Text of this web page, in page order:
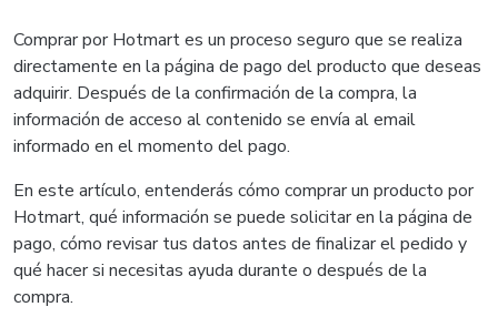
Comprar por Hotmart es un proceso seguro que se realiza
directamente en la página de pago del producto que deseas
adquirir. Después de la confirmación de la compra, la
información de acceso al contenido se envía al email
informado en el momento del pago.
En este artículo, entenderás cómo comprar un producto por
Hotmart, qué información se puede solicitar en la página de
pago, cómo revisar tus datos antes de finalizar el pedido y
qué hacer si necesitas ayuda durante o después de la
compra.